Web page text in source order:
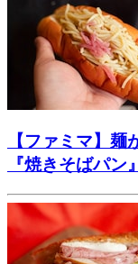
【ファミマ】
『焼きそばパン